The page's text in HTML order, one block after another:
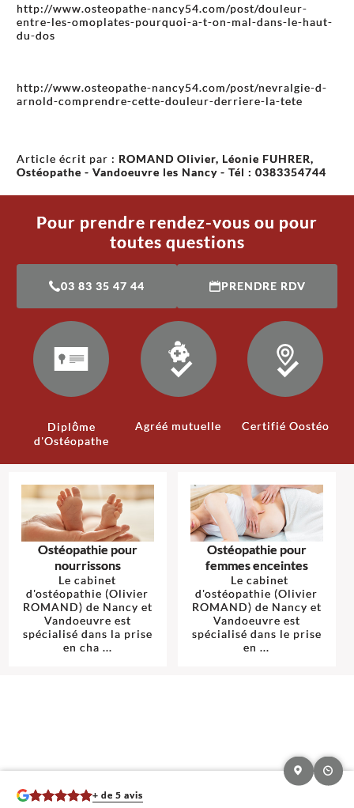
http://www.osteopathe-nancy54.com/post/douleur-
entre-les-omoplates-pourquoi-a-t-on-mal-dans-le-haut-
du-dos
http://www.osteopathe-nancy54.com/post/nevralgie-d-
arnold-comprendre-cette-douleur-derriere-la-tete
Article écrit par : ROMAND Olivier, Léonie FUHRER,
Ostéopathe - Vandoeuvre les Nancy - Tél : 0383354744
Pour prendre rendez-vous ou pour
toutes questions
03 83 35 47 44 PRENDRE RDV
Diplôme
d'Ostéopathe
Agréé mutuelle Certifié Oostéo
Ostéopathie pour
nourrissons
Le cabinet
d'ostéopathie (Olivier
ROMAND) de Nancy et
Vandoeuvre est
spécialisé dans la prise
en cha ...
Ostéopathie pour
femmes enceintes
Le cabinet
d'ostéopathie (Olivier
ROMAND) de Nancy et
Vandoeuvre est
spécialisé dans le prise
en ...
+ de 5 avis